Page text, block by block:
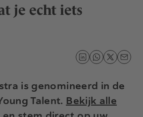
je echt iets
is genomineerd in de
Talent. Bekijk alle